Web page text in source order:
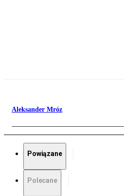
Aleksander Mróz
Powiązane
Polecane